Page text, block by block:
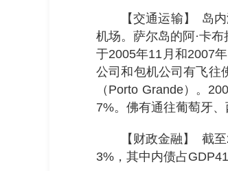
【交通运输】 岛
机场。萨尔岛的阿·卡
于2005年11月和2007
公司和包机公司有飞往
（Porto Grande）。
7%。佛有通往葡萄牙
【财政金融】 截
3%，其中内债占